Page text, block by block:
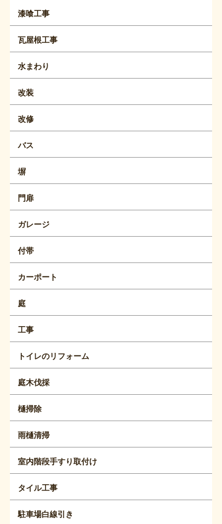
漆喰工事
瓦屋根工事
水まわり
改装
改修
バス
塀
門扉
ガレージ
付帯
カーポート
庭
工事
トイレのリフォーム
庭木伐採
樋掃除
雨樋清掃
室内階段手すり取付け
タイル工事
駐車場白線引き